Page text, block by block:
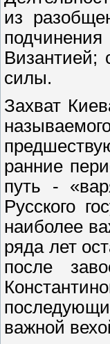
из
Византией;
силы.
Захват
ранние
путь -
Русского
наиболее
ряда лет
после
важной